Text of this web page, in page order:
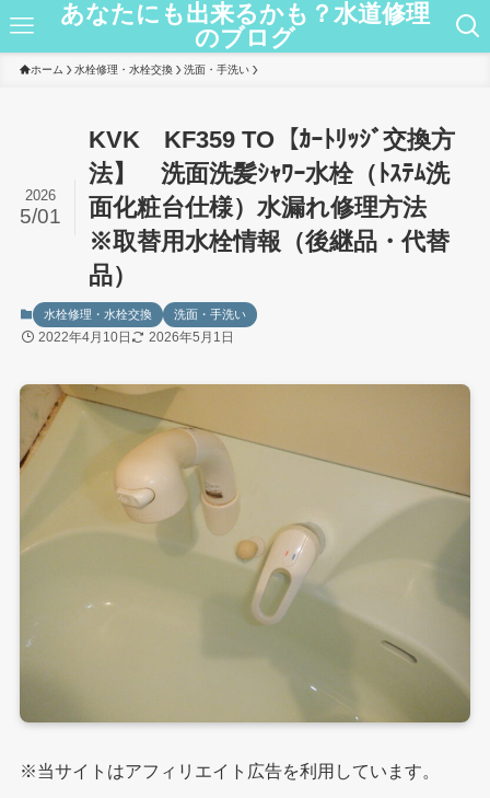
あなたにも出来るかも？水道修理
のブログ
ホーム 水栓修理・水栓交換 洗面・手洗い
KVK KF359 TO【ｶｰﾄﾘｯｼﾞ交換方
法】 洗面洗髪ｼｬﾜｰ水栓（ﾄｽﾃﾑ洗
面化粧台仕様）水漏れ修理方法
※取替用水栓情報（後継品・代替
品）
2026
5/01
水栓修理・水栓交換 洗面・手洗い
2022年4月10日 2026年5月1日
※当サイトはアフィリエイト広告を利用しています。